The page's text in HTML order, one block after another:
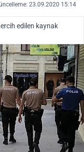
23.09.2020 15:14
edilen kaynak